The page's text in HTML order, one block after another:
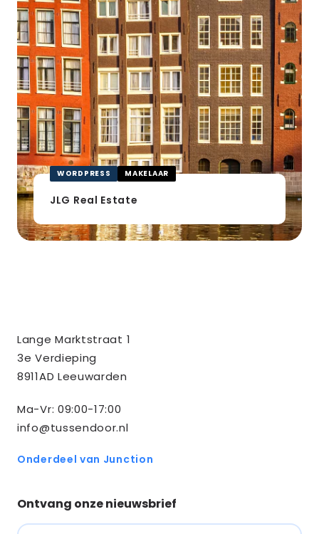
WORDPRESS MAKELAAR
JLG Real Estate
informatie
Lange Marktstraat 1
3e Verdieping
8911AD Leeuwarden
Ma-Vr: 09:00-17:00
info@tussendoor.nl
Onderdeel van Junction
Ontvang onze nieuwsbrief